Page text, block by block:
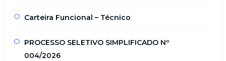
Carteira Funcional – Técnico
PROCESSO SELETIVO SIMPLIFICADO Nº
004/2026